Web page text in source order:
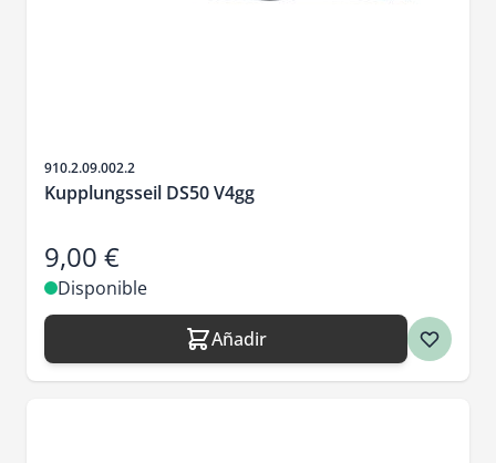
SKU
910.2.09.002.2
Kupplungsseil DS50 V4gg
9,00 €
Disponible
Añadir